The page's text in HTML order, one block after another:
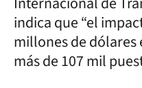
indica que “el
millones de dólares
más de 107 mil